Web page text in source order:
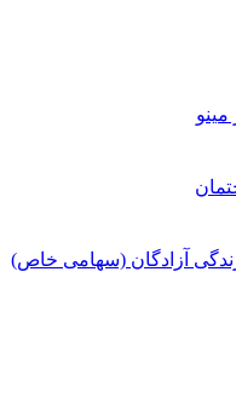
آزادگان (سهامی خاص)